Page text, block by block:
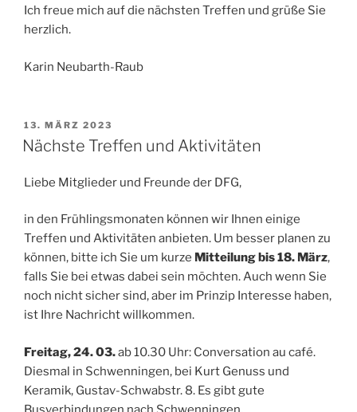
Ich freue mich auf die nächsten Treffen und grüße Sie
herzlich.
Karin Neubarth-Raub
VERÖFFENTLICHT
AM
13. MÄRZ 2023
Nächste Treffen und Aktivitäten
Liebe Mitglieder und Freunde der DFG,
in den Frühlingsmonaten können wir Ihnen einige
Treffen und Aktivitäten anbieten. Um besser planen zu
können, bitte ich Sie um kurze Mitteilung bis 18. März,
falls Sie bei etwas dabei sein möchten. Auch wenn Sie
noch nicht sicher sind, aber im Prinzip Interesse haben,
ist Ihre Nachricht willkommen.
Freitag, 24. 03.ab 10.30 Uhr: Conversation au café.
Diesmal in Schwenningen, bei Kurt Genuss und
Keramik, Gustav-Schwabstr. 8. Es gibt gute